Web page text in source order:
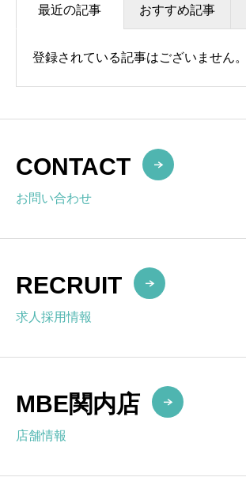
最近の記事 おすすめ記事
登録されている記事はございません。
CONTACT
お問い合わせ
RECRUIT
求人採用情報
MBE関内店
店舗情報